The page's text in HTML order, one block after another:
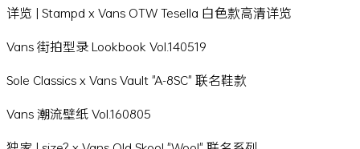
详览 | Stampd x Vans OTW Tesella 白色款高清详览
Vans 街拍型录 Lookbook Vol.140519
Sole Classics x Vans Vault "A-8SC" 联名鞋款
Vans 潮流壁纸 Vol.160805